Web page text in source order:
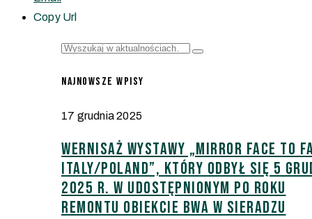
Copy Url
Najnowsze wpisy
17 grudnia 2025
Wernisaż wystawy „Mirror face to
Italy/Poland”, który odbył się 5
2025 r. w udostępnionym po roku
remontu obiekcie BWA w Sieradzu